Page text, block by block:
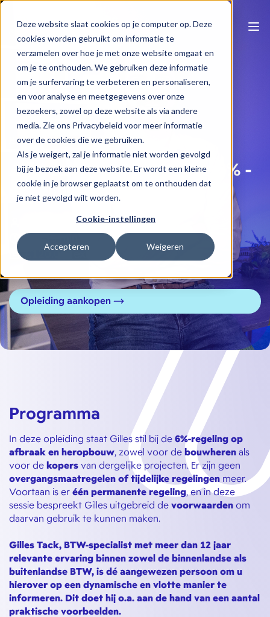
Deze website slaat cookies op je computer op. Deze
cookies worden gebruikt om informatie te
verzamelen over hoe je met onze website omgaat en
om je te onthouden. We gebruiken deze informatie
om je surfervaring te verbeteren en personaliseren,
en voor analyse en meetgegevens over onze
bezoekers, zowel op deze website als via andere
media. Zie ons Privacybeleid voor meer informatie
over de cookies die we gebruiken.
Als je weigert, zal je informatie niet worden gevolgd
bij je bezoek aan deze website. Er wordt een kleine
cookie in je browser geplaatst om te onthouden dat
je niet gevolgd wilt worden.
Cookie-instellingen
Accepteren Weigeren
Naar e-learning overzicht
Afbraak en heropbouw: 6% -
regeling vanaf juli 2025
Gilles Tack
1 u 35 min
€120.00 (excl BTW)
Opleiding aankopen
Programma
In deze opleiding staat Gilles stil bij de 6%-regeling op
afbraak en heropbouw, zowel voor de bouwheren als
voor de kopers van dergelijke projecten. Er zijn geen
overgangsmaatregelen of tijdelijke regelingen meer.
Voortaan is er één permanente regeling, en in deze
sessie bespreekt Gilles uitgebreid de voorwaarden om
daarvan gebruik te kunnen maken.
Gilles Tack, BTW-specialist met meer dan 12 jaar
relevante ervaring binnen zowel de binnenlandse als
buitenlandse BTW, is dé aangewezen persoon om u
hierover op een dynamische en vlotte manier te
informeren. Dit doet hij o.a. aan de hand van een aantal
praktische voorbeelden.